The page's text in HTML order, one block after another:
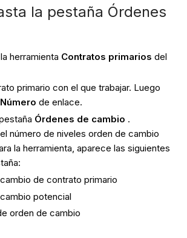
la pestaña Órdenes
herramienta Contratos primarios del
primario con el que trabajar. Luego
Número de enlace.
Órdenes de cambio .
número de niveles orden de cambio
la herramienta, aparece las siguientes
de contrato primario
potencial
orden de cambio